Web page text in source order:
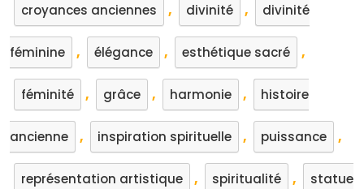
croyances anciennes , divinité , divinité
féminine , élégance , esthétique sacré ,
féminité , grâce , harmonie , histoire
ancienne , inspiration spirituelle , puissance ,
représentation artistique , spiritualité , statue